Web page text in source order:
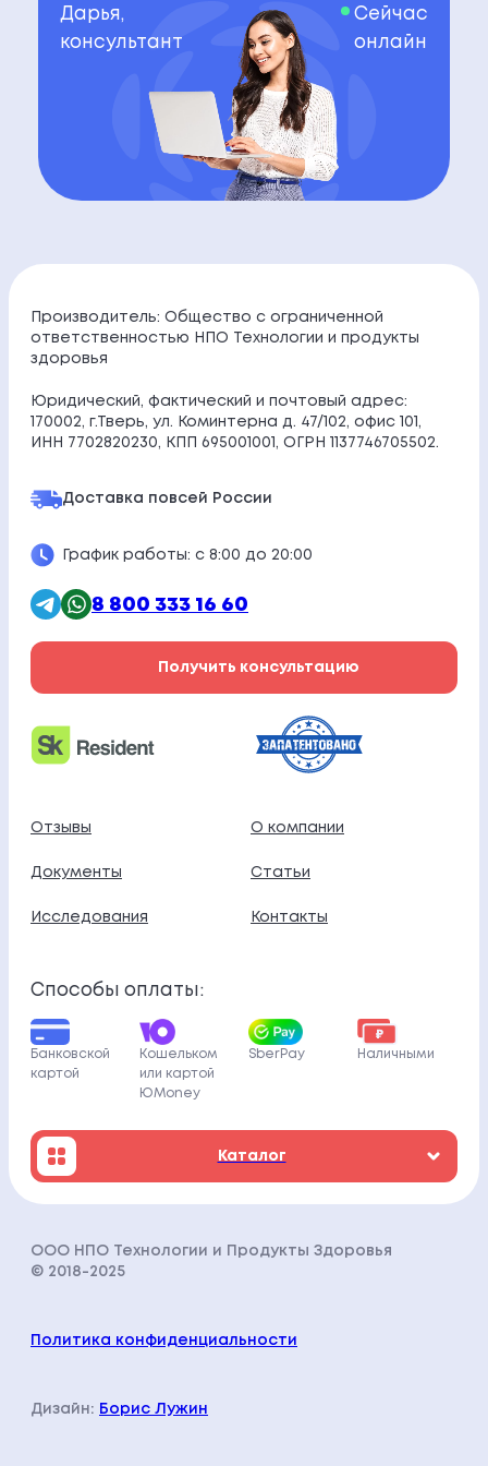
Дарья,
консультант
Сейчас
онлайн
Производитель: Общество с ограниченной
ответственностью НПО Технологии и продукты
здоровья
Юридический, фактический и почтовый адрес:
170002, г.Тверь, ул. Коминтерна д. 47/102, офис 101,
ИНН 7702820230, КПП 695001001, ОГРН 1137746705502.
Доставка повсей России
График работы: с 8:00 до 20:00
8 800 333 16 60
Получить консультацию
Отзывы О компании
Документы Статьи
Исследования Контакты
Способы оплаты:
Банковской
картой
Кошельком
или картой
ЮMoney
SberPay Наличными
Каталог
ООО НПО Технологии и Продукты Здоровья
© 2018-2025
Политика конфиденциальности
Дизайн: Борис Лужин